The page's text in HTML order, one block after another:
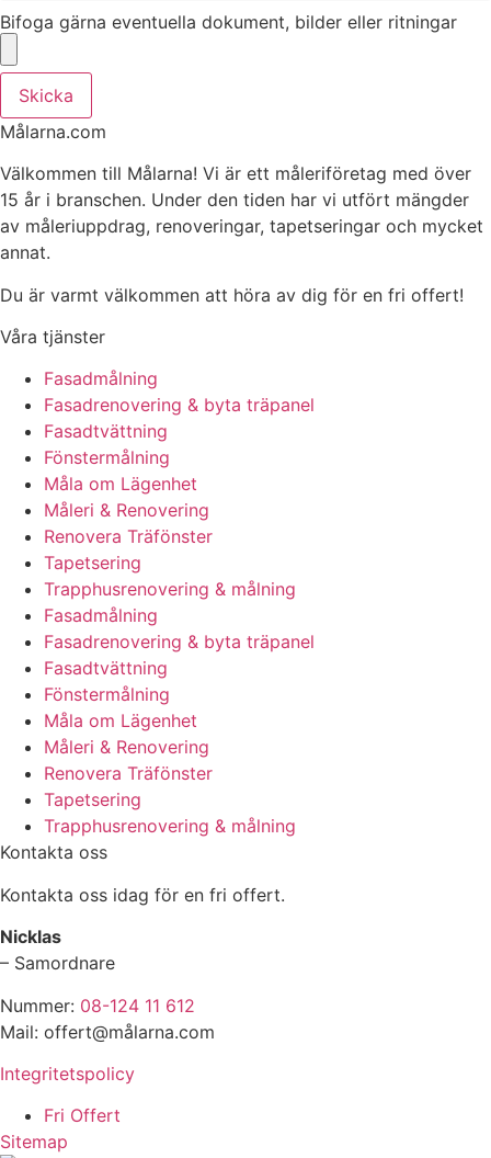
Bifoga gärna eventuella dokument, bilder eller ritningar
Skicka
Målarna.com
Välkommen till Målarna! Vi är ett måleriföretag med över
15 år i branschen. Under den tiden har vi utfört mängder
av måleriuppdrag, renoveringar, tapetseringar och mycket
annat.
Du är varmt välkommen att höra av dig för en fri offert!
Våra tjänster
Fasadmålning
Fasadrenovering & byta träpanel
Fasadtvättning
Fönstermålning
Måla om Lägenhet
Måleri & Renovering
Renovera Träfönster
Tapetsering
Trapphusrenovering & målning
Fasadmålning
Fasadrenovering & byta träpanel
Fasadtvättning
Fönstermålning
Måla om Lägenhet
Måleri & Renovering
Renovera Träfönster
Tapetsering
Trapphusrenovering & målning
Kontakta oss
Kontakta oss idag för en fri offert.
Nicklas
– Samordnare
Nummer: 08-124 11 612
Mail: offert@målarna.com
Integritetspolicy
Fri Offert
Sitemap